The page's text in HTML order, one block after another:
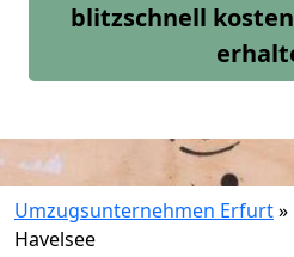
blitzschnell
Umzugsunternehmen Erfurt»
Havelsee